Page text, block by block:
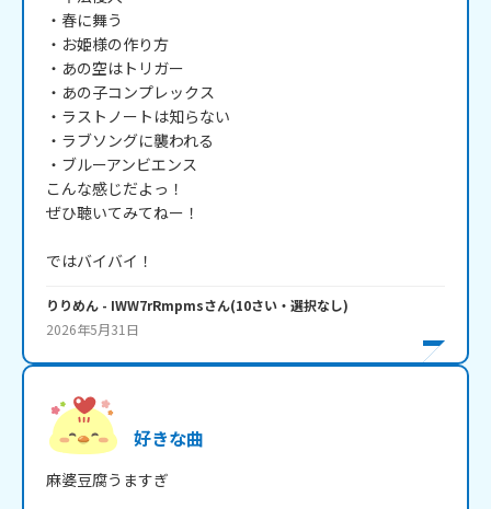
・春に舞う
・お姫様の作り方
・あの空はトリガー
・あの子コンプレックス
・ラストノートは知らない
・ラブソングに襲われる
・ブルーアンビエンス
こんな感じだよっ！
ぜひ聴いてみてねー！
ではバイバイ！
りりめん - IWW7rRmpmsさん(10さい・ 選択なし)
2026年5月31日
好きな曲
麻婆豆腐うますぎ